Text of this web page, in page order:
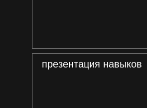
презентация навыков